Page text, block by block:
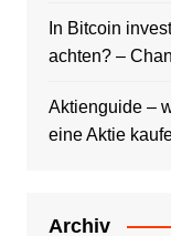
In Bitcoin
achten? –
Aktienguide –
eine Aktie
Archiv